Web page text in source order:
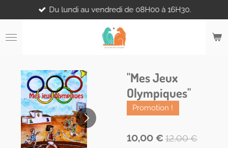
au
contenu
principal
Du lundi au vendredi de 08H00 à 16H30.
"Mes Jeux
Olympiques"
Promotion !
10,00 € 12,00 €